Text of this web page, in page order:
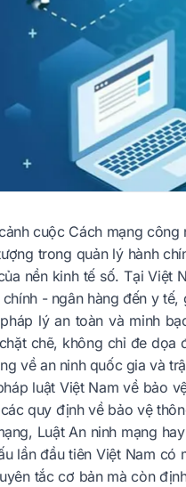
cuộc Cách mạng
trong quản lý hành
nền kinh tế số. Tại Việt
- ngân hàng đến y
lý an toàn và minh
chẽ, không chỉ đe dọa
về an ninh quốc gia và
luật Việt Nam về bảo
quy định về bảo vệ
Luật An ninh mạng
lần đầu tiên Việt Nam
tắc cơ bản mà còn